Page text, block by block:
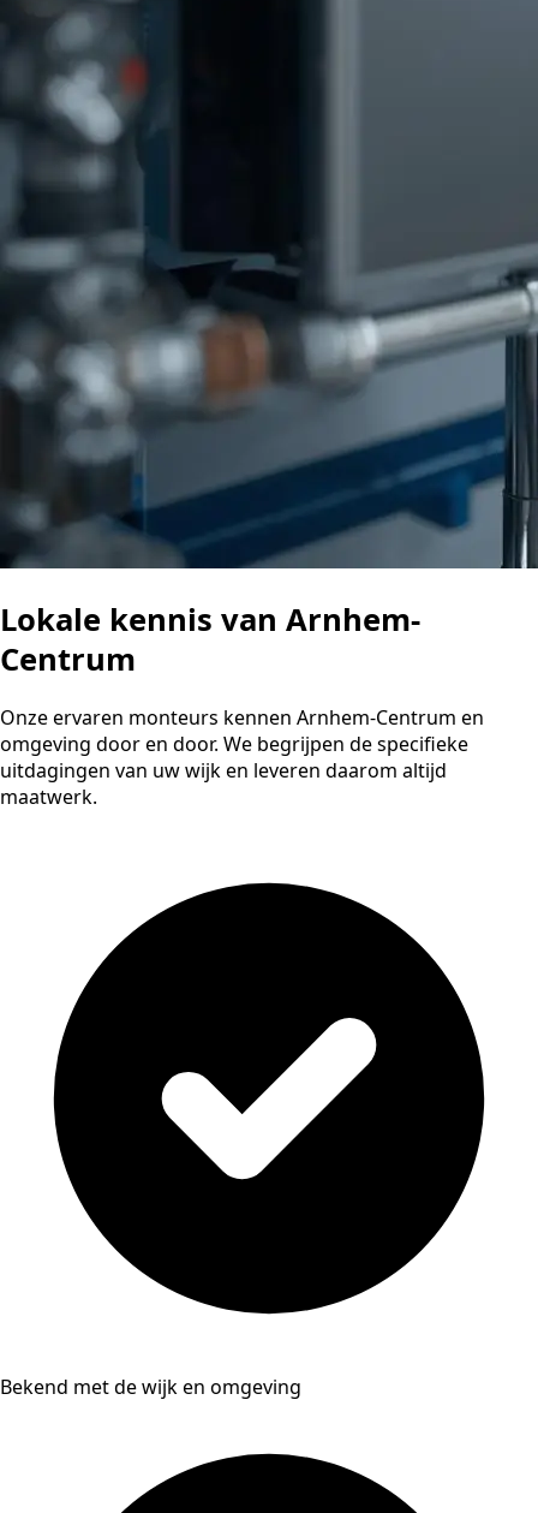
Lokale kennis van Arnhem-
Centrum
Onze ervaren monteurs kennen Arnhem-Centrum en
omgeving door en door. We begrijpen de specifieke
uitdagingen van uw wijk en leveren daarom altijd
maatwerk.
Bekend met de wijk en omgeving